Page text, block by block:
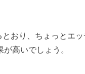
とおり、ちょっとエ
高いでしょう。